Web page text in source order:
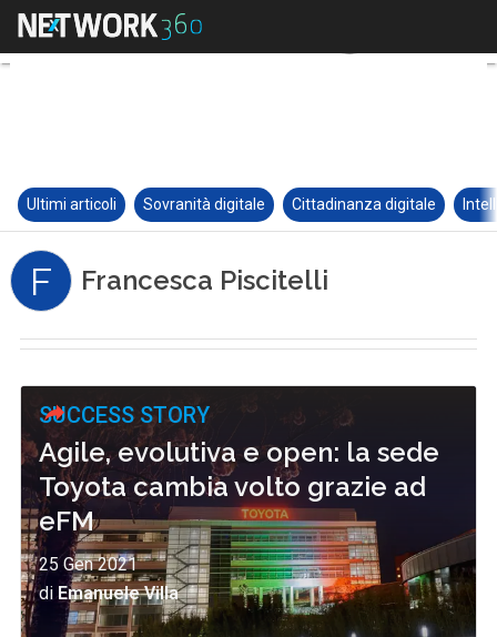
Ultimi articoli Sovranità digitale Cittadinanza digitale
F Francesca Piscitelli
SUCCESS STORY
Agile, evolutiva e open: la sede
Toyota cambia volto grazie ad
eFM
25 Gen 2021
diEmanuele Villa